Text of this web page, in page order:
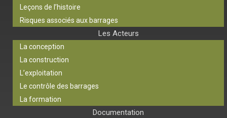
Leçons de l’histoire
Risques associés aux barrages
Les Acteurs
La conception
La construction
L’exploitation
Le contrôle des barrages
La formation
Documentation